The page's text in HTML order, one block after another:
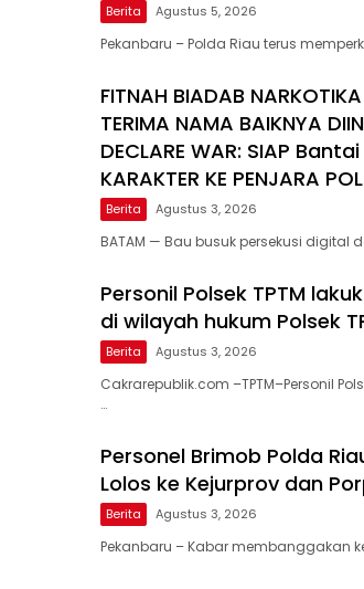
Berita Agustus 5, 2026
Pekanbaru – Polda Riau terus
FITNAH BIADAB
TERIMA NAMA BAIKNYA
DECLARE WAR: SIAP Bantai
KARAKTER KE PENJARA
Berita Agustus 3, 2026
BATAM — Bau busuk persekusi digital
Personil Polsek TPTM
di wilayah hukum Polsek
Berita Agustus 3, 2026
Cakrarepublik.com –TPTM–Personil
…
Personel Brimob Polda
Lolos ke Kejurprov dan
Berita Agustus 3, 2026
Pekanbaru – Kabar membanggakan